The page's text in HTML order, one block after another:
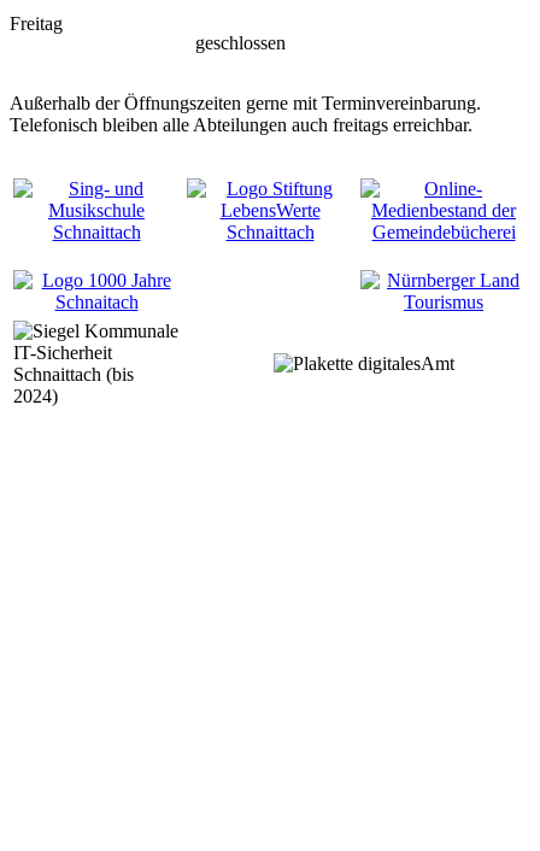
Freitag
geschlossen
Außerhalb der Öffnungszeiten gerne mit Terminvereinbarung.
Telefonisch bleiben alle Abteilungen auch freitags erreichbar.